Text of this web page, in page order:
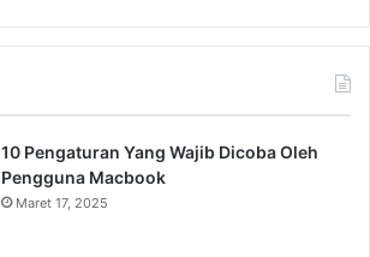
10 Pengaturan Yang Wajib Dicoba Oleh
Pengguna Macbook
Maret 17, 2025